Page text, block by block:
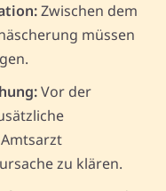
Zwischen dem
müssen
Vor der
zu klären.